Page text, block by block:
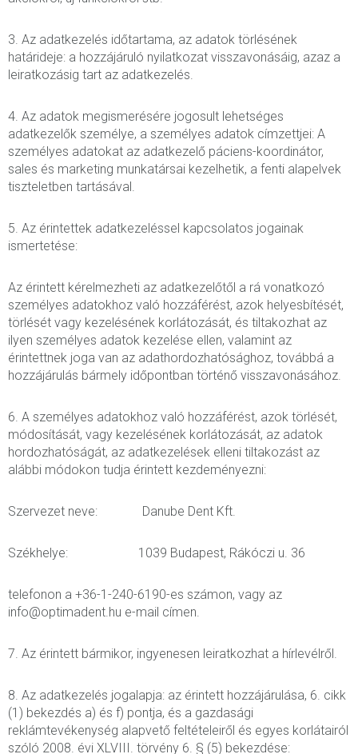
3. Az adatkezelés időtartama, az adatok törlésének
határideje: a hozzájáruló nyilatkozat visszavonásáig, azaz a
leiratkozásig tart az adatkezelés.
4. Az adatok megismerésére jogosult lehetséges
adatkezelők személye, a személyes adatok címzettjei: A
személyes adatokat az adatkezelő páciens-koordinátor,
sales és marketing munkatársai kezelhetik, a fenti alapelvek
tiszteletben tartásával.
5. Az érintettek adatkezeléssel kapcsolatos jogainak
ismertetése:
Az érintett kérelmezheti az adatkezelőtől a rá vonatkozó
személyes adatokhoz való hozzáférést, azok helyesbítését,
törlését vagy kezelésének korlátozását, és tiltakozhat az
ilyen személyes adatok kezelése ellen, valamint az
érintettnek joga van az adathordozhatósághoz, továbbá a
hozzájárulás bármely időpontban történő visszavonásához.
6. A személyes adatokhoz való hozzáférést, azok törlését,
módosítását, vagy kezelésének korlátozását, az adatok
hordozhatóságát, az adatkezelések elleni tiltakozást az
alábbi módokon tudja érintett kezdeményezni:
Szervezet neve: Danube Dent Kft.
Székhelye: 1039 Budapest, Rákóczi u. 36
telefonon a +36-1-240-6190-es számon, vagy az
info@optimadent.hu e-mail címen.
7. Az érintett bármikor, ingyenesen leiratkozhat a hírlevélről.
8. Az adatkezelés jogalapja: az érintett hozzájárulása, 6. cikk
(1) bekezdés a) és f) pontja, és a gazdasági
reklámtevékenység alapvető feltételeiről és egyes korlátairól
szóló 2008. évi XLVIII. törvény 6. § (5) bekezdése: